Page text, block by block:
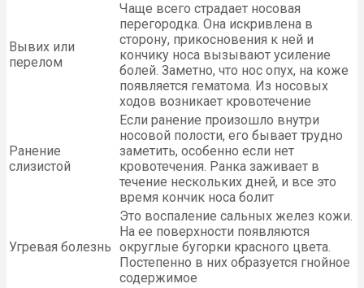
Вывих или
перелом
Чаще всего страдает носовая
перегородка. Она искривлена в
сторону, прикосновения к ней и
кончику носа вызывают усиление
болей. Заметно, что нос опух, на коже
появляется гематома. Из носовых
ходов возникает кровотечение
Ранение
слизистой
Если ранение произошло внутри
носовой полости, его бывает трудно
заметить, особенно если нет
кровотечения. Ранка заживает в
течение нескольких дней, и все это
время кончик носа болит
Угревая болезнь
Это воспаление сальных желез кожи.
На ее поверхности появляются
округлые бугорки красного цвета.
Постепенно в них образуется гнойное
содержимое